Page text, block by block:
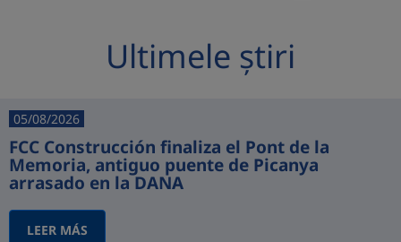
Ultimele știri
05/08/2026
FCC Construcción finaliza el Pont de la
Memoria, antiguo puente de Picanya
arrasado en la DANA
LEER MÁS